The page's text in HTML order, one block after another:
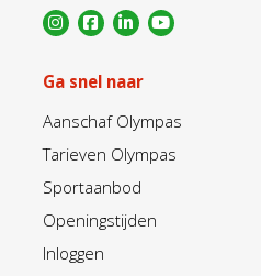
Ga snel naar
Aanschaf Olympas
Tarieven Olympas
Sportaanbod
Openingstijden
Inloggen